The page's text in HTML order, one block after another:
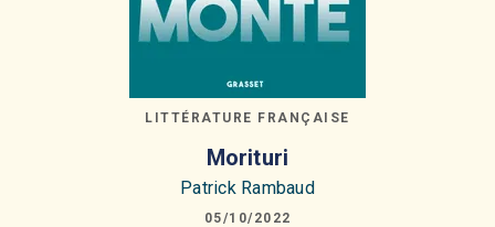
LITTÉRATURE FRANÇAISE
Morituri
Patrick Rambaud
05/10/2022